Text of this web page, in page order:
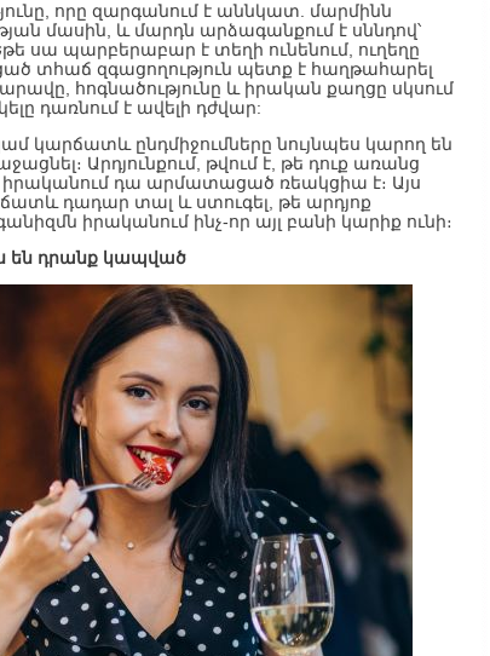
որը զարգանում է աննկատ. մարմինն
մասին, և մարդն արձագանքում է սննդով՝
սա պարբերաբար է տեղի ունենում, ուղեղը
տհաճ զգացողություն պետք է հաղթահարել
հոգնածությունը և իրական քաղցը սկսում
դառնում է ավելի դժվար:
ընդմիջումները նույնպես կարող են
Արդյունքում, թվում է, թե դուք առանց
դա արմատացած ռեակցիա է։ Այս
դադար տալ և ստուգել, թե արդյոք
իրականում ինչ-որ այլ բանի կարիք ունի։
են դրանք կապված